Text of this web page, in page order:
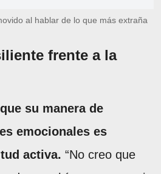
al hablar de lo que más extraña
frente a la
su manera de
emocionales es
activa. “No creo que